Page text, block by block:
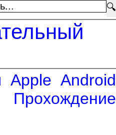
🔍
Apple Android
Прохождение